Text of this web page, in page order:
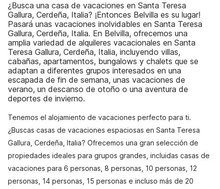
¿Busca una casa de vacaciones en Santa Teresa
Gallura, Cerdeña, Italia? ¡Entonces Belvilla es su lugar!
Pasará unas vacaciones inolvidables en Santa Teresa
Gallura, Cerdeña, Italia. En Belvilla, ofrecemos una
amplia variedad de alquileres vacacionales en Santa
Teresa Gallura, Cerdeña, Italia, incluyendo villas,
cabañas, apartamentos, bungalows y chalets que se
adaptan a diferentes grupos interesados en una
escapada de fin de semana, unas vacaciones de
verano, un descanso de otoño o una aventura de
deportes de invierno.
Tenemos el alojamiento de vacaciones perfecto para ti.
¿Buscas casas de vacaciones espaciosas en Santa Teresa
Gallura, Cerdeña, Italia? Ofrecemos una gran selección de
propiedades ideales para grupos grandes, incluidas casas de
vacaciones para 6 personas, 8 personas, 10 personas, 12
personas, 14 personas, 15 personas e incluso más de 20